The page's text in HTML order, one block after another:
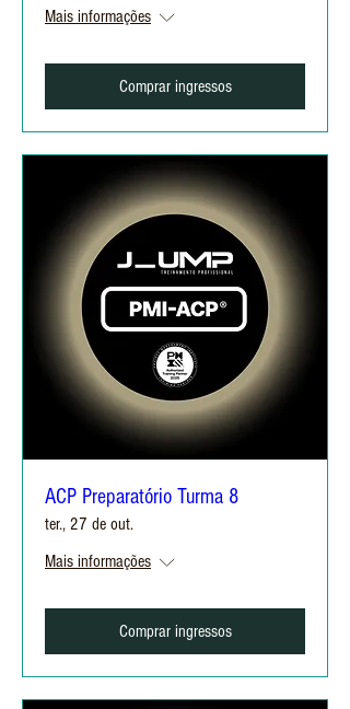
Mais informações
Comprar ingressos
ACP Preparatório Turma 8
ter., 27 de out.
Mais informações
Comprar ingressos